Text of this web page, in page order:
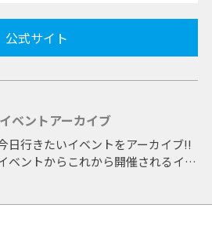
公式サイト
ベントアーカイブ
日行きたいイベントをアーカイブ!!
ベントからこれから開催されるイベ